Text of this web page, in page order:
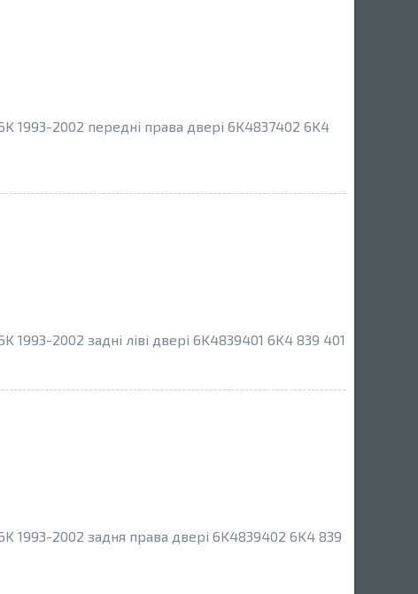
1993-2002 передні права двері 6K4837402 6K4
2002 задні ліві двері 6K4839401 6K4 839 401
1993-2002 задня права двері 6K4839402 6K4 839